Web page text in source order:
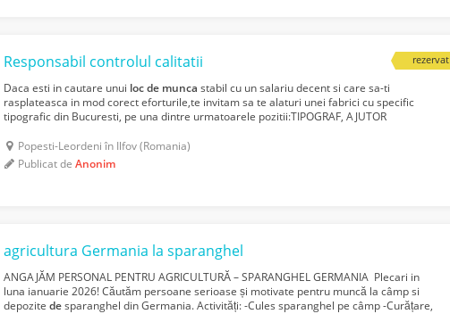
rezervat
Responsabil controlul calitatii
Daca esti in cautare unui locde munca stabil cu un salariu decent si care sa-ti
rasplateasca in mod corect eforturile,te invitam sa te alaturi unei fabrici cu specific
tipografic din Bucuresti, pe una dintre urmatoarele pozitii:TIPOGRAF, AJUTOR
Popesti-Leordeni în Ilfov (Romania)
Publicat deAnonim
agricultura Germania la sparanghel
ANGAJĂM PERSONAL PENTRU AGRICULTURĂ – SPARANGHEL GERMANIA Plecari in
luna ianuarie 2026! Căutăm persoane serioase și motivate pentru muncă la câmp si
depozitedesparanghel din Germania. Activități: -Cules sparanghel pe câmp -Curățare,